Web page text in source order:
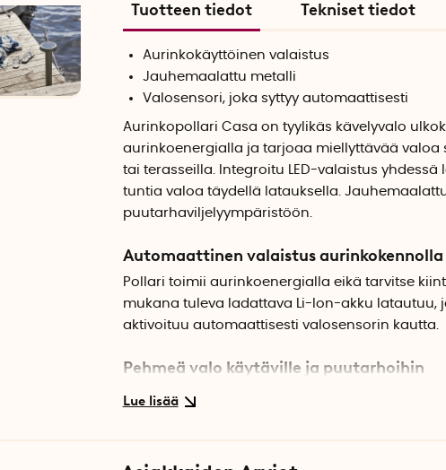
Tuotteen tiedot Tekniset tiedot
Aurinkokäyttöinen valaistus
Jauhemaalattu metalli
Valosensori, joka syttyy automaattisesti
Aurinkopollari Casa on tyylikäs kävelyvalo
aurinkoenergialla ja tarjoaa miellyttävää valoa
tai terasseilla. Integroitu LED-valaistus
tuntia valoa täydellä latauksella.
puutarhaviljelyympäristöön.
Automaattinen valaistus aurinkokennolla
Pollari toimii aurinkoenergialla eikä tarvitse
mukana tuleva ladattava Li-Ion-akku latautuu,
aktivoituu automaattisesti valosensorin kautta.
Pehmeä valo käytäville ja puutarhoihin
Pollari sisältää 9 LED-valolähdettä, jotka